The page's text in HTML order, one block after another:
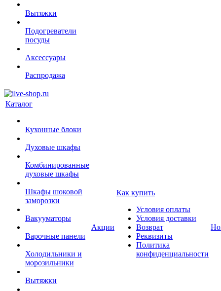
Вытяжки
Подогреватели
посуды
Аксессуары
Распродажа
Каталог
Кухонные блоки
Духовые шкафы
Комбинированные
духовые шкафы
Шкафы шоковой
заморозки
Вакууматоры
Варочные панели
Холодильники и
морозильники
Вытяжки
Акции
Как купить
Условия оплаты
Условия доставки
Возврат
Реквизиты
Политика
конфиденциальности